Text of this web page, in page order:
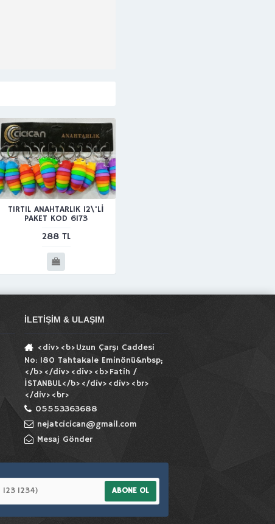
TIRTIL ANAHTARLIK 12\'Lİ
PAKET KOD 6173
288 TL
İLETIŞIM & ULAŞIM
<div><b>Uzun Çarşı Caddesi
No: 180 Tahtakale Eminönü&nbsp;
</b></div><div><b>Fatih /
İSTANBUL</b></div><div><br>
</div><br>
05553363688
nejatcicican@gmail.com
Mesaj Gönder
ABONE OL